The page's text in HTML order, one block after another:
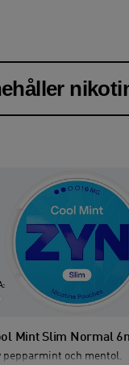
Mint Slim Normal
pepparmint och mentol.